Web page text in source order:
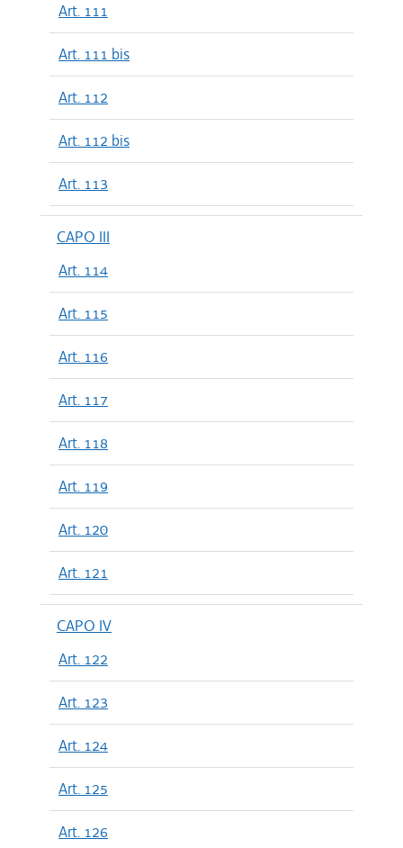
Art. 111
Art. 111 bis
Art. 112
Art. 112 bis
Art. 113
CAPO III
Art. 114
Art. 115
Art. 116
Art. 117
Art. 118
Art. 119
Art. 120
Art. 121
CAPO IV
Art. 122
Art. 123
Art. 124
Art. 125
Art. 126